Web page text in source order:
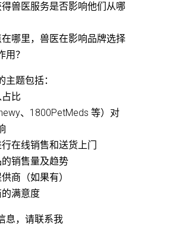
得兽医服务是否影响他们从哪
在哪里，兽医在影响品牌选择
用？
题包括：
比
、1800PetMeds 等）对
在线销售和送货上门
的销售量及趋势
商（如果有）
的满意度
息，请联系我